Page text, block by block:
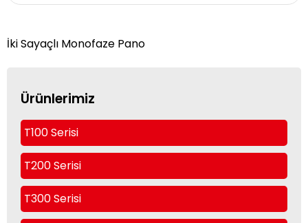
Ürünlerimiz
T100 Serisi
T200 Serisi
T300 Serisi
İki Sayaçlı Monofaze Pano